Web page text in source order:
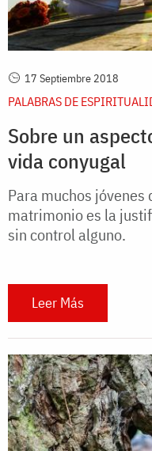
17 Septiembre 2018
PALABRAS DE
Sobre un
vida conyugal
Para muchos jóvenes
matrimonio es la
sin control alguno.
Leer Más